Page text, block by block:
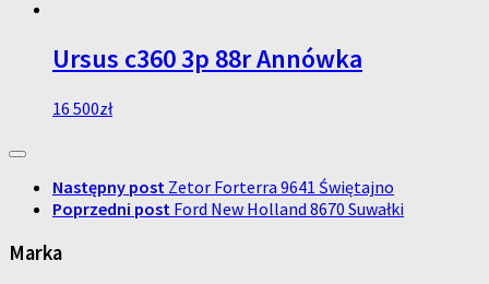
Ursus c360 3p 88r Annówka
16 500zł
Następny post Zetor Forterra 9641 Świętajno
Poprzedni post Ford New Holland 8670 Suwałki
Marka